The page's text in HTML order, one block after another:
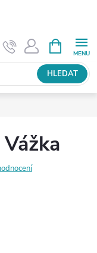
HLEDAT
NÁKUPNÍ
KOŠÍK